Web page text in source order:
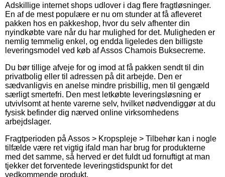
Adskillige internet shops udlover i dag flere fragtløsninger.
En af de mest populære er nu om stunder at få afleveret
pakken hos en pakkeshop, hvor du selv afhenter din
nyindkøbte vare når du har mulighed for det. Muligheden er
nemlig temmelig enkel, og endda ligeledes den billigste
leveringsmodel ved køb af Assos Chamois Buksecreme.
Du bør tillige afveje for og imod at få pakken sendt til din
privatbolig eller til adressen på dit arbejde. Den er
sædvanligvis en anelse mindre prisbillig, men til gengæld
særligt smertefri. Den mest letkøbte leveringsløsning er
utvivlsomt at hente varerne selv, hvilket nødvendiggør at du
fysisk befinder dig nærved online virksomhedens
arbejdslager.
Fragtperioden på Assos > Kropspleje > Tilbehør kan i nogle
tilfælde være ret vigtig ifald man har brug for produkterne
med det samme, så herved er det fuldt ud fornuftigt at man
tjekker det forventede leveringstidspunkt for det
vedkommende produkt.